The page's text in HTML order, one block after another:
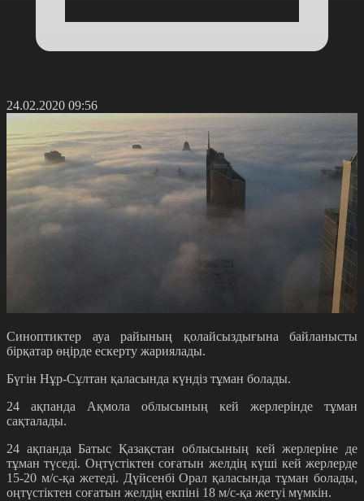
24.02.2020 09:56
Синоптиктер ауа райының қолайсыздығына байланысты
бірқатар өңірде ескерту жариялады.
Бүгін Нұр-Сұлтан қаласында күндіз тұман болады.
24 ақпанда Ақмола облысының кей жерлерінде тұман
сақталады.
24 ақпанда Батыс Қазақстан облысының кей жерлеріне де
тұман түседі. Оңтүстіктен соғатын желдің күші кей жерлерде
15-20 м/с-қа жетеді. Дүйсенбі Орал қаласында тұман болады,
оңтүстіктен соғатын желдің екпіні 18 м/с-қа жетуі мүмкін.